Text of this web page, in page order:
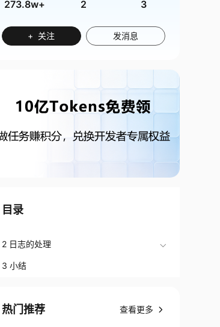
273.8w+ 2 3
+ 关注 发消息
目录
2 日志的处理
3 小结
热门推荐 查看更多